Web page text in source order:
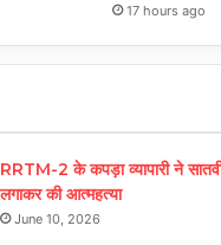
17 hours ago
RRTM-2 के कपड़ा व्यापारी ने
लगाकर की आत्महत्या
June 10, 2026